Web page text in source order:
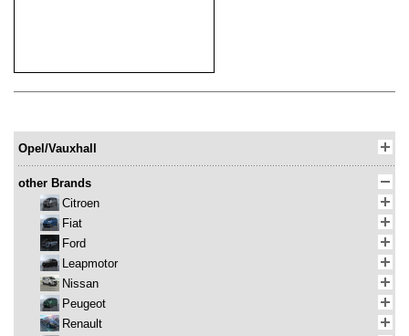
Opel/Vauxhall
other Brands
Citroen
Fiat
Ford
Leapmotor
Nissan
Peugeot
Renault